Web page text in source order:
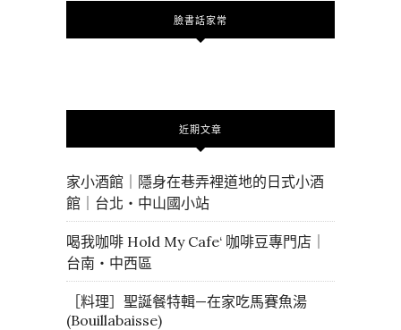
臉書話家常
近期文章
家小酒館｜隱身在巷弄裡道地的日式小酒
館｜台北・中山國小站
喝我咖啡 Hold My Cafe‘ 咖啡豆專門店｜
台南・中西區
［料理］聖誕餐特輯—在家吃馬賽魚湯
(Bouillabaisse)